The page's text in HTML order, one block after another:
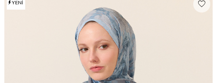
YENI